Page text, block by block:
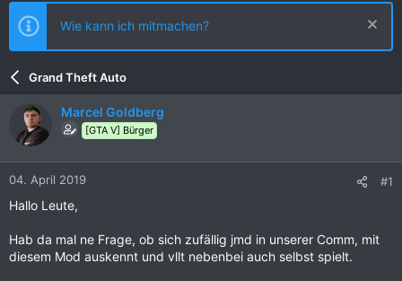
Wie kann ich mitmachen?
Grand Theft Auto
Marcel Goldberg
[GTA V] Bürger
04. April 2019 #1
Hallo Leute,
Hab da mal ne Frage, ob sich zufällig jmd in unserer Comm, mit
diesem Mod auskennt und vllt nebenbei auch selbst spielt.